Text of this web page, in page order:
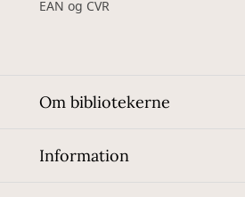
EAN og CVR
Om bibliotekerne
Information